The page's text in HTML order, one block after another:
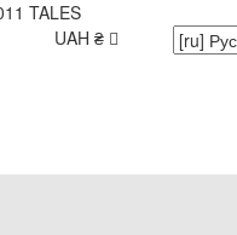
TALES
UAH ₴